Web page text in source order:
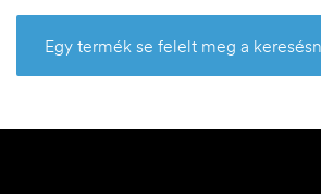
Egy termék se felelt meg a